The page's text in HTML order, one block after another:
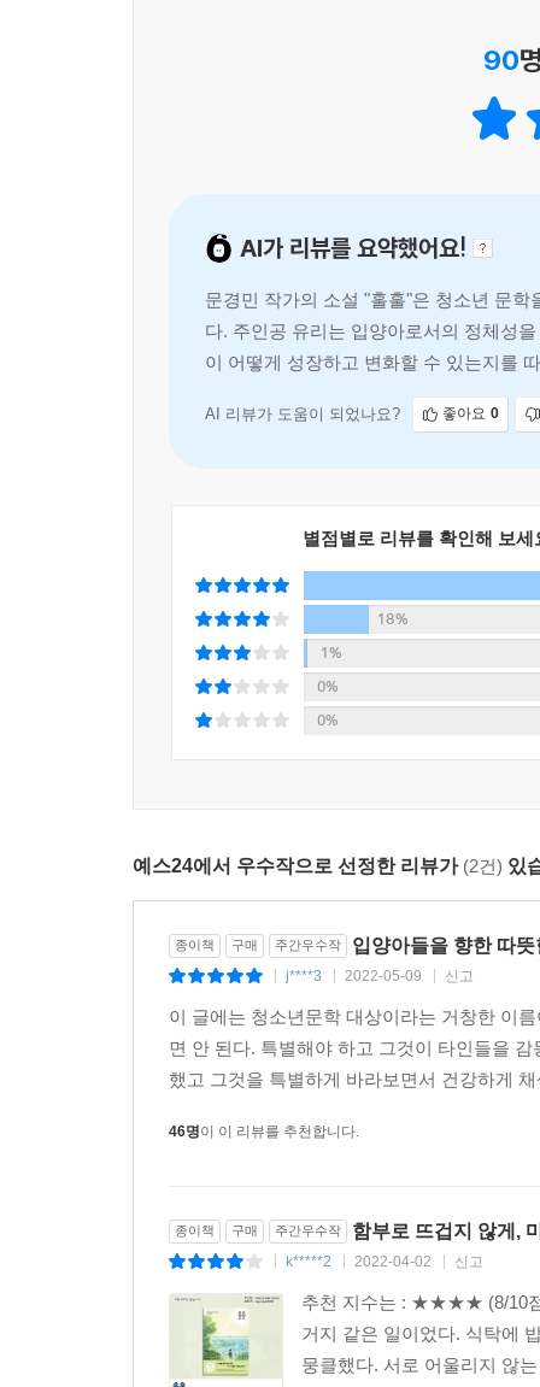
은 스스로의 삶을 능동적으로 꿰어 내는 사람
“과거를 싹둑 끊어 내면, 나의 내일은 가뿐할 텐데.”
제12회 문학동네청소년문학상 대상 수상작. 과
그렸다. 주인공 유리의 한 계절을 함께하면서 우
아침에 옷을 충분히 따뜻하게 입었는지 확인하
비혈연이든 마음의 한 토막을 기꺼이 내어 주게
오늘의 청소년들에게 자신 있게 건네고 싶은 읽
응답했으니, 수상작이 없었던 지난해의 애석함
문학동네청소년문학상의 문학적 성취를 또 한 단
“인물과 사건을 대하는 작가의 태도에 믿음이 가
판단하지 않고 끝까지 따라가 지켜보는 작가의
폭력성을 응시하는 장면이 곳곳에 포진해 있다
인물들이 조금씩 누군가와의 거리를 좁혀 가는
애정”이었음에 고개를 끄덕이게 된다. 믿어도 좋을
버거운 덴 각자의 이유가 있지만
학기 초 자기소개서를 쓰는 시간. 서유리는 텅
단둘이 살고 있는지? 할아버지와 피가 전혀 섞
행방을 모두 알지 못하는 처지에 대해서도. 설명
과거는 모두 없던 일로 치워 버리고 뒤도 돌아보
시작은 엄마 서정희 씨의 갑작스러운 죽음이었다
있었다. 연우를 향한 애틋함이 슬며시 피어오르
했던 엄마를 애잔하게 여기는 마음이 유리의 일
되었을 뿐이라는 듯 외따로 살아가던 연우와 할
90
AI가 리뷰를 요약했어요!
문경민 작가의 소설 "훌훌"은 청소년 문
다. 주인공 유리는 입양아로서의 정체성
이 어떻게 성장하고 변화할 수 있는지를
AI 리뷰가 도움이 되었나요? 좋아요 0
별점별로 리뷰를 확인해 보세
18%
1%
0%
0%
예스24에서 우수작으로 선정한 리뷰가 (2건) 있
종이책 구매 주간우수작 입양아들을 향한 따
j****3 2022-05-09 신고
이 글에는 청소년문학 대상이라는 거창한 이
면 안 된다. 특별해야 하고 그것이 타인들을
했고 그것을 특별하게 바라보면서 건강하게
46명이 이 리뷰를 추천합니다.
종이책 구매 주간우수작 함부로 뜨겁지 않게,
k*****2 2022-04-02 신고
추천 지수는 : ★★★★ (8/10점
거지 같은 일이었다. 식탁에
뭉클했다. 서로 어울리지 않